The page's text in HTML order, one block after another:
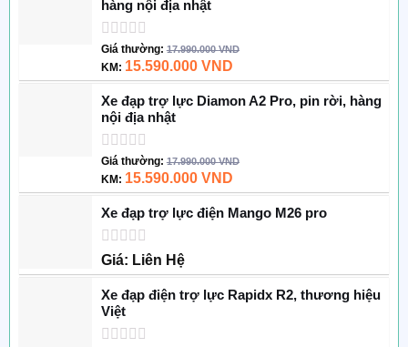
sao
hàng nội địa nhật
Được
xếp
hạng
0
5
sao
Giá thường:17.990.000VND
KM: 15.590.000 VND
Xe đạp trợ lực Diamon A2 Pro, pin rời, hàng
nội địa nhật
Được
xếp
hạng
0
5
sao
Giá thường:17.990.000VND
KM: 15.590.000 VND
Xe đạp trợ lực điện Mango M26 pro
Được
xếp
hạng
0
5
sao
Giá: Liên Hệ
Xe đạp điện trợ lực Rapidx R2, thương hiệu
Việt